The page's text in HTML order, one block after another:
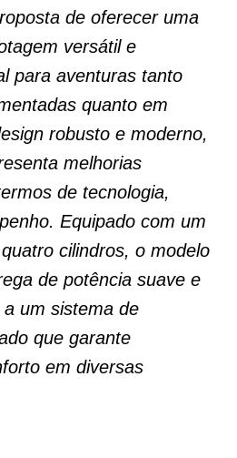
de oferecer uma
versátil e
para aventuras tanto
quanto em
robusto e moderno,
melhorias
de tecnologia,
Equipado com um
cilindros, o modelo
de potência suave e
um sistema de
que garante
em diversas